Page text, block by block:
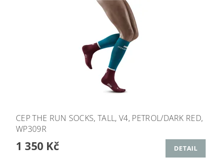
CEP THE RUN SOCKS, TALL, V4, PETROL/DARK RED,
WP309R
1 350 Kč DETAIL